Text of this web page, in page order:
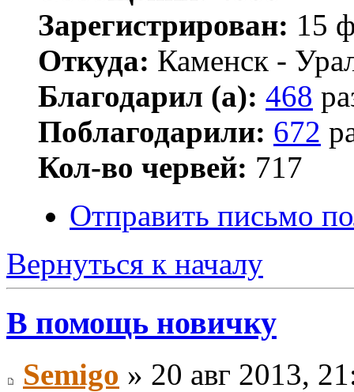
Зарегистрирован: 15
Откуда: Каменск -
Благодарил (а): 468
Поблагодарили: 672
Кол-во червей: 717
Отправить письмо
Вернуться к началу
В помощь новичку
Semigo » 20 авг 2013,